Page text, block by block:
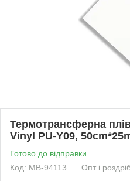
Термотрансферна
Vinyl PU-Y09,
Готово до відправки
Код: MB-94113
Опт і